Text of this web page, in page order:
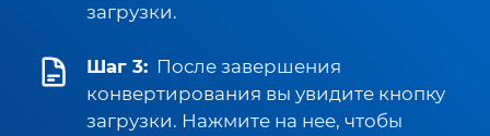
загрузки.
Шаг 3: После завершения
конвертирования вы увидите кнопку
загрузки. Нажмите на нее, чтобы